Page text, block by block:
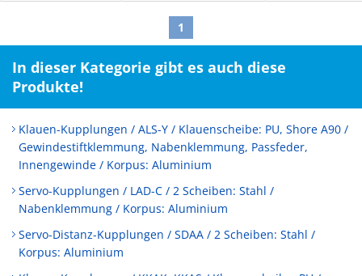
1
In dieser Kategorie gibt es auch diese
Produkte!
Klauen-Kupplungen / ALS-Y / Klauenscheibe: PU, Shore A90 /
Gewindestiftklemmung, Nabenklemmung, Passfeder,
Innengewinde / Korpus: Aluminium
Servo-Kupplungen / LAD-C / 2 Scheiben: Stahl /
Nabenklemmung / Korpus: Aluminium
Servo-Distanz-Kupplungen / SDAA / 2 Scheiben: Stahl /
Korpus: Aluminium